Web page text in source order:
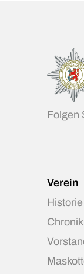
Folgen
Verein
Historie
Chronik